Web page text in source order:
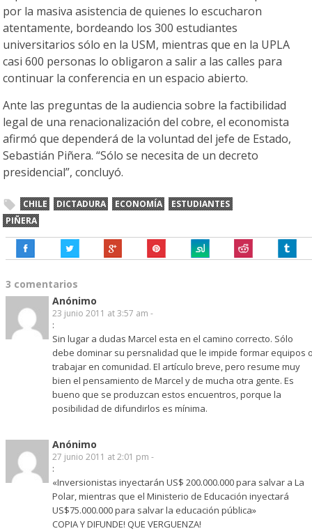
por la masiva asistencia de quienes lo escucharon
atentamente, bordeando los 300 estudiantes
universitarios sólo en la USM, mientras que en la UPLA
casi 600 personas lo obligaron a salir a las calles para
continuar la conferencia en un espacio abierto.
Ante las preguntas de la audiencia sobre la factibilidad
legal de una renacionalización del cobre, el economista
afirmó que dependerá de la voluntad del jefe de Estado,
Sebastián Piñera. “Sólo se necesita de un decreto
presidencial”, concluyó.
CHILE DICTADURA ECONOMÍA
ESTUDIANTES
PIÑERA
3 comentarios
Anónimo
23 junio 2011 at 3:57 am -
:
Sin lugar a dudas Marcel esta en el camino correcto. Sólo
debe dominar su persnalidad que le impide formar equipos
trabajar en comunidad. El artículo breve, pero resume muy
bien el pensamiento de Marcel y de mucha otra gente. Es
bueno que se produzcan estos encuentros, porque la
posibilidad de difundirlos es mínima.
Anónimo
27 junio 2011 at 2:01 pm -
:
«Inversionistas inyectarán US$ 200.000.000 para salvar a La
Polar, mientras que el Ministerio de Educación inyectará
US$75.000.000 para salvar la educación pública»
COPIA Y DIFUNDE! QUE VERGUENZA!